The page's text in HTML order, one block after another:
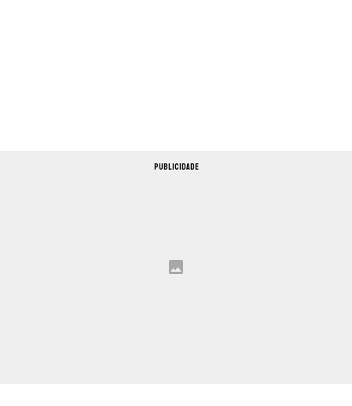
PUBLICIDADE